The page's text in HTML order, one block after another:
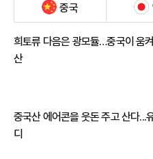
중국
희토류 다음은 광모듈…중국이 움
산
중국산 에어콘을 웃돈 주고 산다...
디